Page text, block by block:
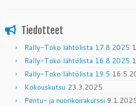
Tiedotteet
Rally-Toko lähtölista 17.8.2025
Rally-Toko lähtölista 16.8.2025
Rally-Toko lähtölista 19.5
Kokouskutsu 23.3.2025
Pentu- ja nuorikoirakurssi